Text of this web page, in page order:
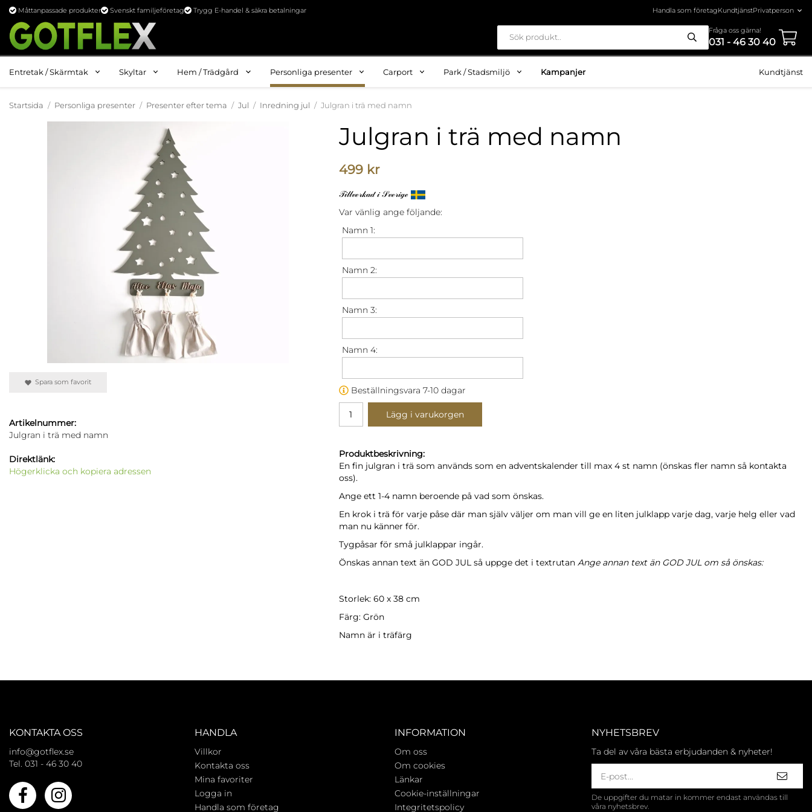
Måttanpassade produkter Svenskt familjeföretag Trygg E-handel & säkra betalningar Handla som företagKundtjänst
Fråga oss gärna!
031 - 46 30 40
Entretak / Skärmtak Skyltar Hem / Trädgård Personliga presenter Carport Park / Stadsmiljö Kampanjer Kundtjänst
Startsida / Personliga presenter / Presenter efter tema / Jul / Inredning jul / Julgran i trä med namn
Julgran i trä med namn
499 kr
𝒯𝒾𝓁𝓁𝓋ℯ𝓇𝓀𝒶𝒹 𝒾 𝒮𝓋ℯ𝓇𝒾ℊℯ
Var vänlig ange följande:
Namn 1:
Namn 2:
Namn 3:
Namn 4:
Beställningsvara 7-10 dagar
Lägg i varukorgen
Produktbeskrivning:
En fin julgran i trä som används som en adventskalender till max 4 st namn (önskas fler namn så kontakta
oss).
Ange ett 1-4 namn beroende på vad som önskas.
En krok i trä för varje påse där man själv väljer om man vill ge en liten julklapp varje dag, varje helg eller vad
man nu känner för.
Tygpåsar för små julklappar ingår.
Önskas annan text än GOD JUL så uppge det i textrutan Ange annan text än GOD JUL om så önskas:
Storlek: 60 x 38 cm
Färg: Grön
Namn är i träfärg
Spara som favorit
Artikelnummer:
Julgran i trä med namn
Direktlänk:
Högerklicka och kopiera adressen
KONTAKTA OSS
info@gotflex.se
Tel. 031 - 46 30 40
HANDLA
Villkor
Kontakta oss
Mina favoriter
Logga in
Handla som företag
INFORMATION
Om oss
Om cookies
Länkar
Cookie-inställningar
Integritetspolicy
NYHETSBREV
Ta del av våra bästa erbjudanden & nyheter!
De uppgifter du matar in kommer endast användas till
våra nyhetsbrev.